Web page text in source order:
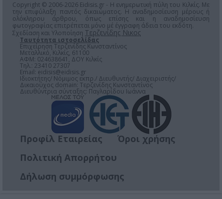
Copyright © 2006-2026 Eidisis.gr - Η ενημερωτική πύλη του Κιλκίς. Με
την επιφύλαξη παντός δικαιώματος. Η αναδημοσίευση μέρους ή
ολόκληρου άρθρου, όπως επίσης και η αναδημοσίευση
φωτογραφίας επιτρέπεται μόνο μέ έγγραφη άδεια του εκδότη.
Σχεδίαση και Υλοποίηση Τερζενίδης Νικος
Ταυτότητα ιστοσελίδας
Επιχείρηση Τερζενίδης Κωνσταντίνος
Μεταλλικό, Κιλκίς, 61100
ΑΦΜ: 024638641, ΔΟΥ Κιλκίς
Τηλ.: 23410 27307
Email: eidisis@eidisis.gr
Ιδιοκτήτης/ Νόμιμος εκπρ./ Διευθυντής/ Διαχειριστής/
Δικαιούχος domain: Τερζενίδης Κωνσταντίνος
Διευθύντρια σύνταξης: Παγλαρίδου Ιωάννα
Προφίλ Εταιρείας
Όροι χρήσης
Πολιτική Απορρήτου
Δήλωση συμμόρφωσης